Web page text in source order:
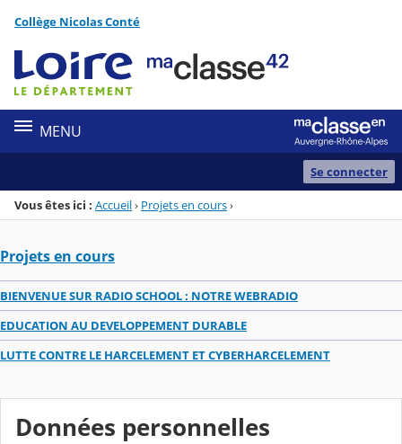
Menu de la rubrique
Contenu
Collège Nicolas Conté
MENU
Se connecter
Vous êtes ici : Accueil› Projets en cours›
Projets en cours
BIENVENUE SUR RADIO SCHOOL : NOTRE WEBRADIO
EDUCATION AU DEVELOPPEMENT DURABLE
LUTTE CONTRE LE HARCELEMENT ET CYBERHARCELEMENT
Données personnelles